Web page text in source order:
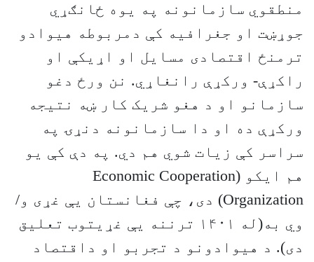
منطقوي سازمانونه په يوه ځانګړي
جوړښت او جغرافیه کې دمربوطه هیوادو
ترمنځ اقتصادی مسايل او اړيکې او
راکړې- ورکړې رانغاړي. نن ورځ دغو
سازمانو او د هغو شریک کار ښه نتیجه
ورکړې ده او دا سازمانونه دنړۍ په
سراسر کې زیات شوي هم دي. په دې کې یو
هم ایکو (Economic Cooperation
Organization) دی، چې فغانستان یې غړی و/
وي به(له ۱۴۰۱ ترننه یې غړیتوب تعلیق
دی). د هیوادونو د تجربو او داقتصاد